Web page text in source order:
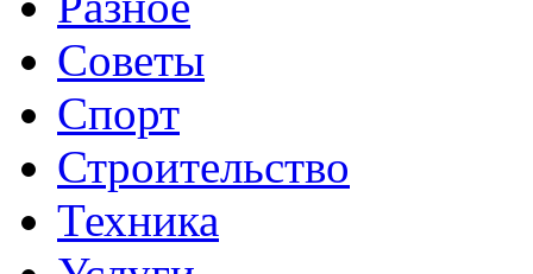
Советы
Спорт
Строительство
Техника